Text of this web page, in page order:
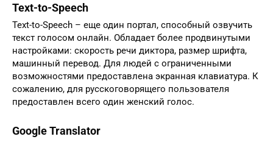
Text-to-Speech
Text-to-Speech – еще один портал, способный озвучить
текст голосом онлайн. Обладает более продвинутыми
настройками: скорость речи диктора, размер шрифта,
машинный перевод. Для людей с ограниченными
возможностями предоставлена экранная клавиатура. К
сожалению, для русскоговорящего пользователя
предоставлен всего один женский голос.
Google Translator